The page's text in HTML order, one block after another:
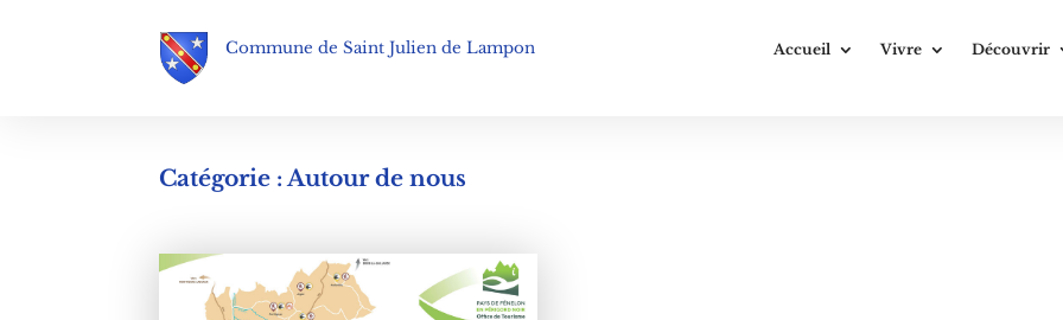
Commune de Saint Julien de Lampon Accueil Vivre Découvrir
Catégorie : Autour de nous